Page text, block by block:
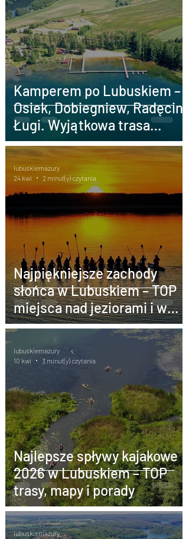
Kamperem po Lubuskiem –
Osiek, Dobiegniew, Radęcin i
Ługi. Wyjątkowa trasa
caravaningowa wśród jezior
i lasów
Najpiękniejsze zachody
słońca w Lubuskiem – TOP
miejsca nad jeziorami i w
naturze
lubuskiemazury
24 kwi
2 minut(y) czytania
Najlepsze spływy kajakowe
2026 w Lubuskiem – TOP
trasy, mapy i porady
lubuskiemazury
10 kwi
3 minut(y) czytania
lubuskiemazury